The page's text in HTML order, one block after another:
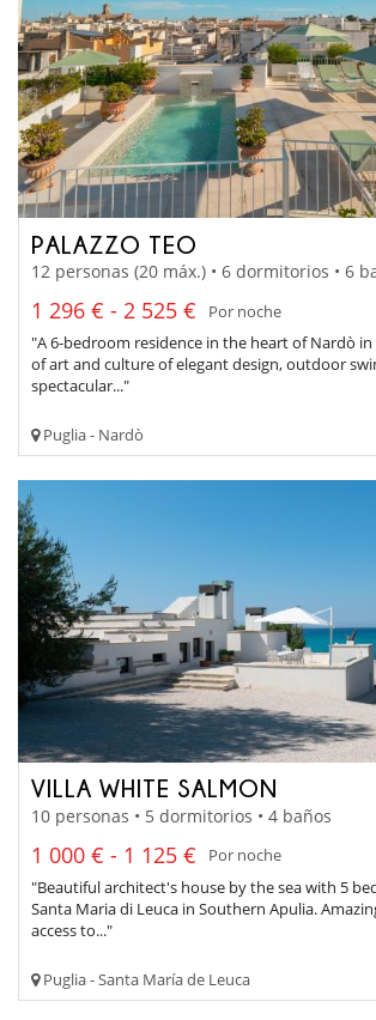
PALAZZO TEO
12 personas (20 máx.) • 6 dormitorios • 6
1 296 € - 2 525 €
Por noche
"A 6-bedroom residence in the heart of Nardò in
of art and culture of elegant design, outdoor
spectacular..."
Puglia - Nardò
VILLA WHITE SALMON
10 personas • 5 dormitorios • 4 baños
1 000 € - 1 125 €
Por noche
"Beautiful architect's house by the sea with 5
Santa Maria di Leuca in Southern Apulia.
access to..."
Puglia - Santa María de Leuca